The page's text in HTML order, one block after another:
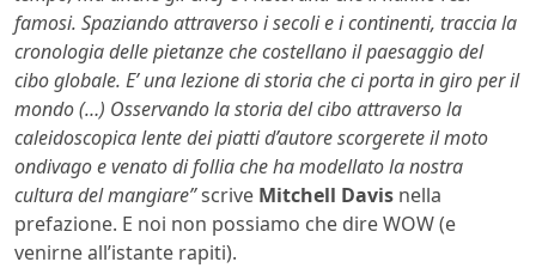
famosi. Spaziando attraverso i secoli e i continenti, traccia la
cronologia delle pietanze che costellano il paesaggio del
cibo globale. E’ una lezione di storia che ci porta in giro per il
mondo (…) Osservando la storia del cibo attraverso la
caleidoscopica lente dei piatti d’autore scorgerete il moto
ondivago e venato di follia che ha modellato la nostra
cultura del mangiare”scrive Mitchell Davis nella
prefazione. E noi non possiamo che dire WOW (e
venirne all’istante rapiti).